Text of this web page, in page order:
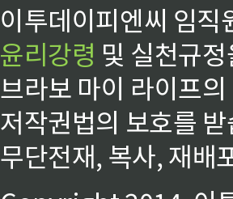
이투데이피엔씨 임
윤리강령 및 실천규
브라보 마이 라이프
저작권법의 보호를
무단전재, 복사, 재배